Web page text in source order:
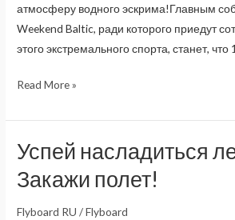
атмосферу водного эскрима!Главным
Weekend Baltic, ради которого приедут
этого экстремального спорта, станет,
FLYBOARD-
WEEKEND
2018!
13.09-
16.09.2018
Read More »
Успей насладиться
Закажи полет!
Flyboard RU /Flyboard